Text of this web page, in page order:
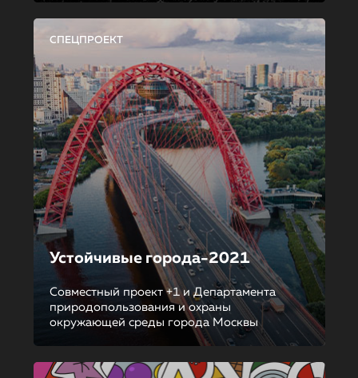
СПЕЦПРОЕКТ
Устойчивые города-2021
Совместный проект +1 и Департамента
природопользования и охраны
окружающей среды города Москвы